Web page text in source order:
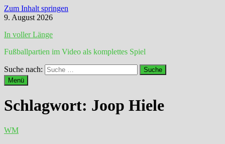
Zum Inhalt springen
9. August 2026
In voller Länge
Fußballpartien im Video als komplettes Spiel
Suche nach:
Menü
Schlagwort: Joop Hiele
WM